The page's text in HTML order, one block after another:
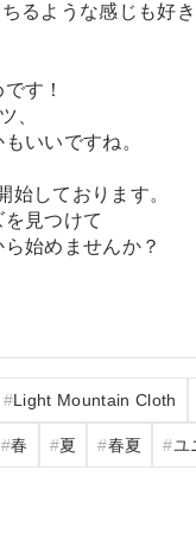
るような感じも好き
す！
、
いいですね。
始しております。
見つけて
始めませんか？
Light Mountain Cloth
春 夏 春夏 ユ